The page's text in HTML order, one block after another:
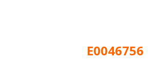
E0046756